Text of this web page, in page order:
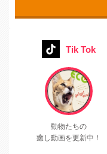
Tik Tok
動物たちの
癒し動画を更新中！